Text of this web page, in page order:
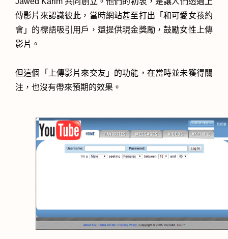
傳影片來認識彼此，當時網站甚至打出「和可愛女孩約
會」的標語吸引用戶，還提供現金獎勵，鼓勵女性上傳
影片。
但這個「上傳影片來交友」的功能，在當時並未獲得關
注，也沒有帶來預期的效果。